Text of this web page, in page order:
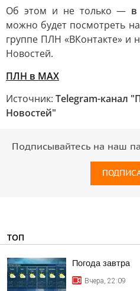
Об этом и не только — в
можно будет посмотреть
группе ПЛН «ВКонтакте» и
Новостей.
ПЛН в MAX
Источник: Telegram-канал
Новостей"
Подписывайтесь на наш
ТОП
Погода завтра
Вчера, 22:09